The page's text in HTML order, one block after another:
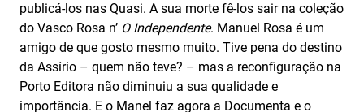
publicá-los nas Quasi. A sua morte fê-los sair na coleção
do Vasco Rosa n’ O Independente. Manuel Rosa é um
amigo de que gosto mesmo muito. Tive pena do destino
da Assírio – quem não teve? – mas a reconfiguração na
Porto Editora não diminuiu a sua qualidade e
importância. E o Manel faz agora a Documenta e o